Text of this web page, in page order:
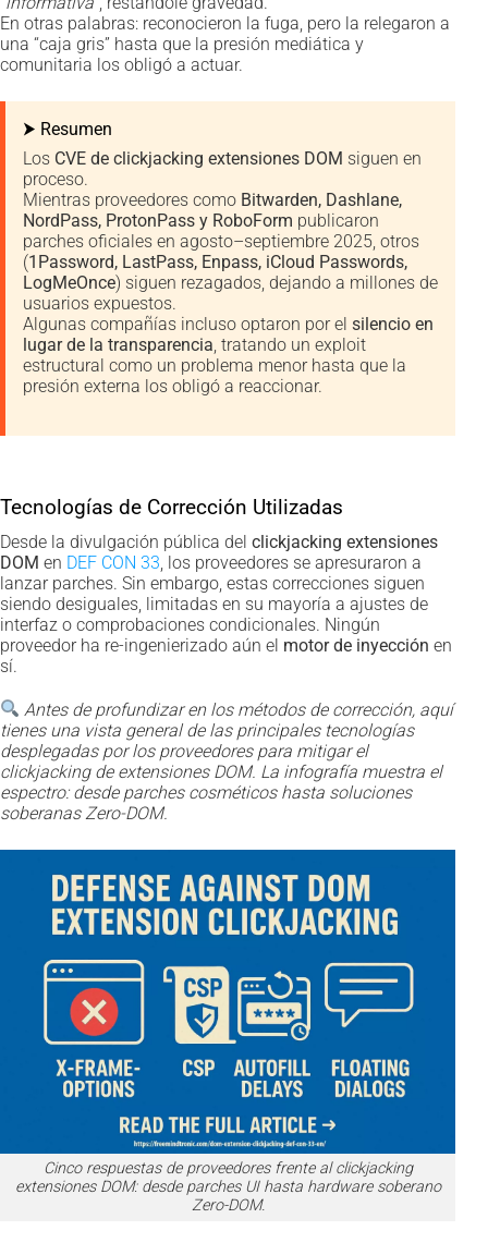
En otras palabras: reconocieron la fuga, pero la relegaron a
una “caja gris” hasta que la presión mediática y
comunitaria los obligó a actuar.
⮞ Resumen
Los CVE de clickjacking extensiones DOM siguen en
proceso.
Mientras proveedores como Bitwarden, Dashlane,
NordPass, ProtonPass y RoboForm publicaron
parches oficiales en agosto–septiembre 2025, otros
(1Password, LastPass, Enpass, iCloud Passwords,
LogMeOnce) siguen rezagados, dejando a millones de
usuarios expuestos.
Algunas compañías incluso optaron por el silencio en
lugar de la transparencia , tratando un exploit
estructural como un problema menor hasta que la
presión externa los obligó a reaccionar.
Tecnologías de Corrección Utilizadas
Desde la divulgación pública del clickjacking extensiones
DOM en DEF CON 33, los proveedores se apresuraron a
lanzar parches. Sin embargo, estas correcciones siguen
siendo desiguales, limitadas en su mayoría a ajustes de
interfaz o comprobaciones condicionales. Ningún
proveedor ha re-ingenierizado aún el motor de inyección en
sí.
Antes de profundizar en los métodos de corrección, aquí
tienes una vista general de las principales tecnologías
desplegadas por los proveedores para mitigar el
clickjacking de extensiones DOM. La infografía muestra el
espectro: desde parches cosméticos hasta soluciones
soberanas Zero-DOM.
Cinco respuestas de proveedores frente al clickjacking
extensiones DOM: desde parches UI hasta hardware soberano
Zero-DOM.